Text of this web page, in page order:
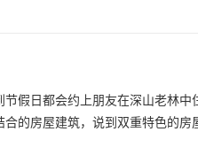
假日都会约上朋友在深山老林中
的房屋建筑，说到双重特色的房